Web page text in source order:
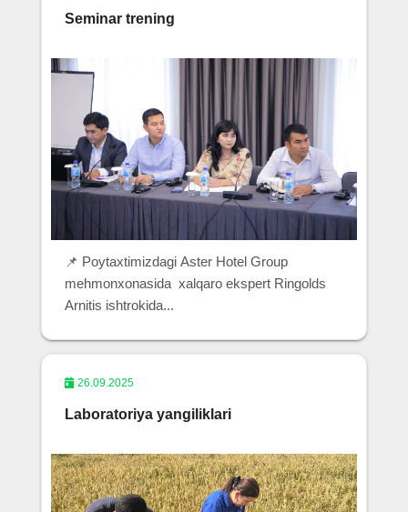
Seminar trening
📌 Poytaxtimizdagi Aster Hotel Group
mehmonxonasida xalqaro ekspert Ringolds
Arnitis ishtrokida...
26.09.2025
Laboratoriya yangiliklari